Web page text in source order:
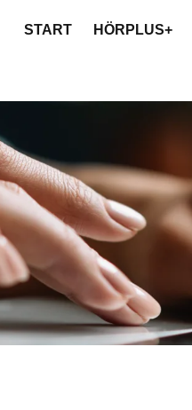
START HÖRPLUS+